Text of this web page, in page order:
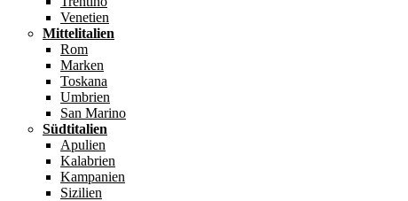
Venetien
Mittelitalien
Rom
Marken
Toskana
Umbrien
San Marino
Südtitalien
Apulien
Kalabrien
Kampanien
Sizilien